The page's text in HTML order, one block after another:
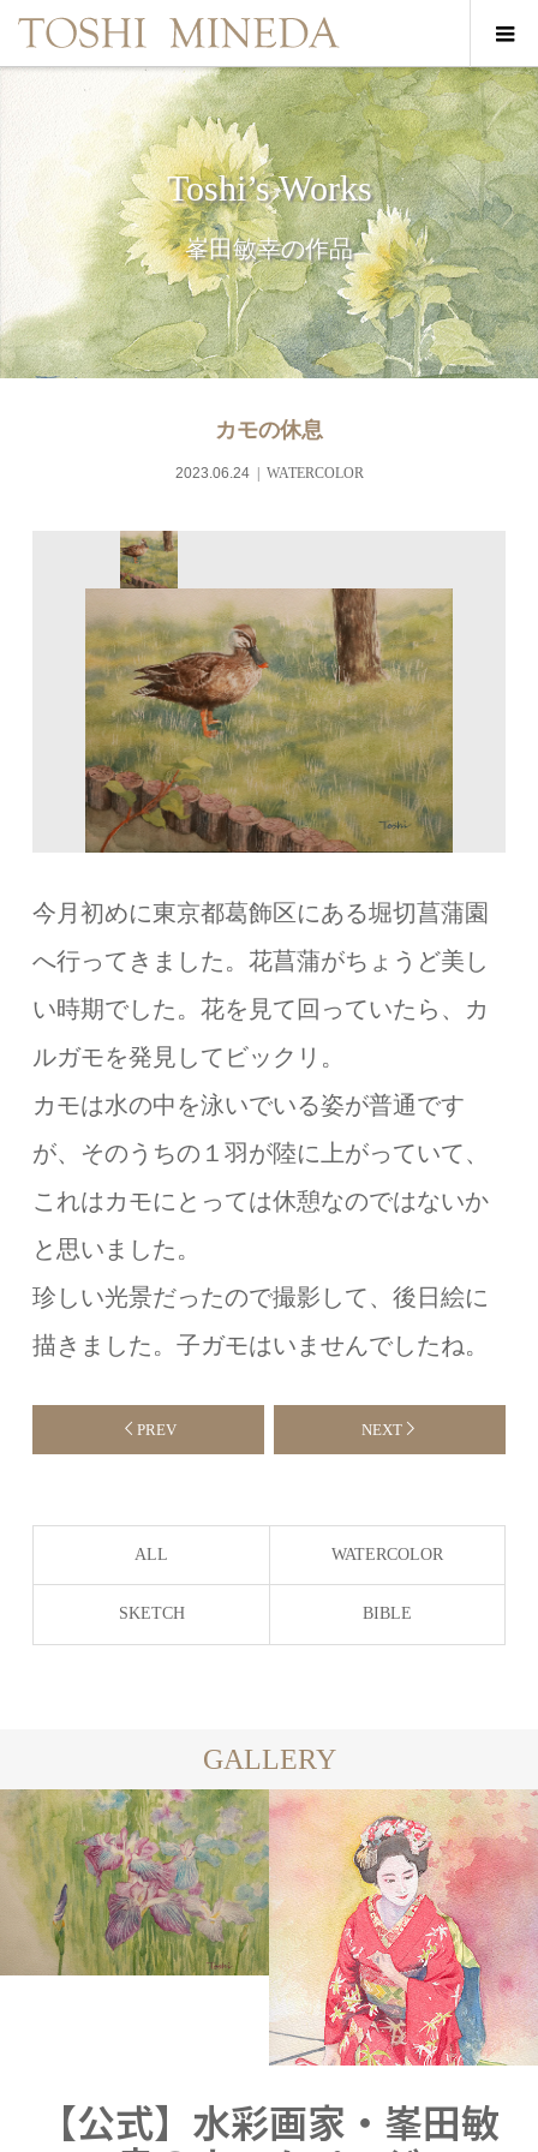
Toshi’s Works
峯田敏幸の作品
カモの休息
2023.06.24 WATERCOLOR
今月初めに東京都葛飾区にある堀切菖蒲園
へ行ってきました。花菖蒲がちょうど美し
い時期でした。花を見て回っていたら、カ
ルガモを発見してビックリ。
カモは水の中を泳いでいる姿が普通です
が、そのうちの１羽が陸に上がっていて、
これはカモにとっては休憩なのではないか
と思いました。
珍しい光景だったので撮影して、後日絵に
描きました。子ガモはいませんでしたね。
PREV NEXT
ALL WATERCOLOR
SKETCH BIBLE
GALLERY
WATERCOLOR
【公式】水彩画家・峯田敏